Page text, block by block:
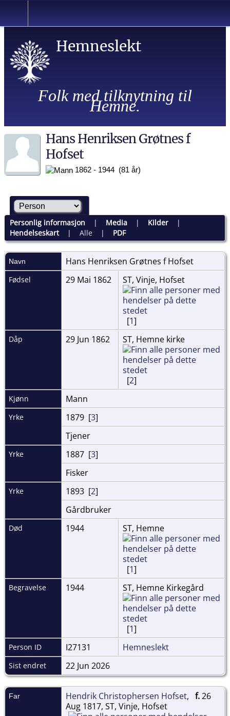
Hemneslekt
Folk med tilknytning til
Hemne.
Hans Henriksen Grøtnes f
Hofset
1862 - 1944 (81 år)
Personlig informasjon | Media| Kilder|
Hendelseskart| Alle| PDF
Navn Hans Henriksen Grøtnes f Hofset
Fødsel 29 Mai 1862 ST, Vinje, Hofset
[1]
Dåp 29 Jun 1862 ST, Hemne kirke
[2]
Kjønn Mann
Yrke 1879 [3]
Tjener
Yrke 1887 [3]
Fisker
Yrke 1893 [2]
Gårdbruker
Død 1944 ST, Hemne
[1]
Begravelse 1944 ST, Hemne Kirkegård
[1]
Person ID I27131 Hemneslekt
Sist endret 22 Jun 2026
Far Hendrik Christophersen Hofset, f.26
Aug 1817, ST, Vinje, Hofset